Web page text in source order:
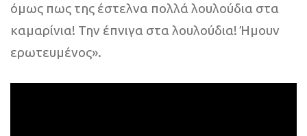
όμως πως της έστελνα πολλά λουλούδια στα
καμαρίνια! Την έπνιγα στα λουλούδια! Ήμουν
ερωτευμένος».